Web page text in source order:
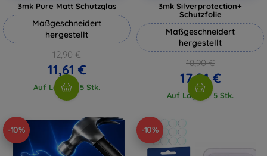
3mk Pure Matt Schutzglas
Maßgeschneidert
hergestellt
12,90 €
11,61 €
Auf Lager > 5 Stk.
3mk Silverprotection+
Schutzfolie
Maßgeschneidert
hergestellt
18,90 €
17,01 €
Auf Lager > 5 Stk.
-10% -10%